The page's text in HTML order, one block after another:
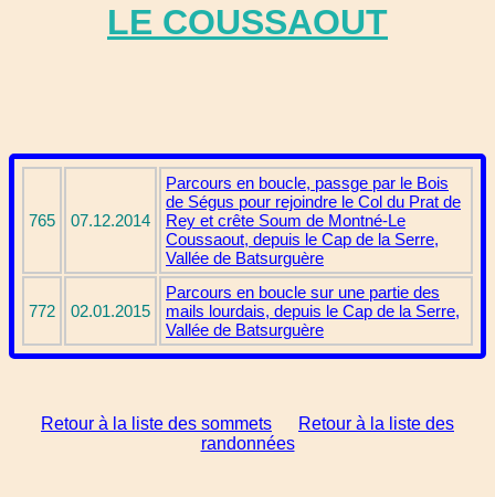
LE COUSSAOUT
765 07.12.2014
Parcours en boucle, passge par le Bois
de Ségus pour rejoindre le Col du Prat de
Rey et crête Soum de Montné-Le
Coussaout, depuis le Cap de la Serre,
Vallée de Batsurguère
772 02.01.2015
Parcours en boucle sur une partie des
mails lourdais, depuis le Cap de la Serre,
Vallée de Batsurguère
Retour à la liste des sommets
Retour à la liste des
randonnées